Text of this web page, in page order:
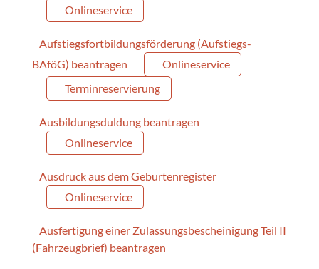
Onlineservice
Aufstiegsfortbildungsförderung (Aufstiegs-
BAföG) beantragen
Onlineservice
Terminreservierung
Ausbildungsduldung beantragen
Onlineservice
Ausdruck aus dem Geburtenregister
Onlineservice
Ausfertigung einer Zulassungsbescheinigung Teil II
(Fahrzeugbrief) beantragen